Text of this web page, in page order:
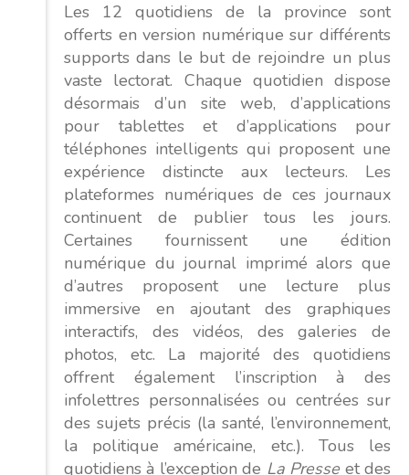
Les 12 quotidiens de la province sont
offerts en version numérique sur différents
supports dans le but de rejoindre un plus
vaste lectorat. Chaque quotidien dispose
désormais d’un site web, d’applications
pour tablettes et d’applications pour
téléphones intelligents qui proposent une
expérience distincte aux lecteurs. Les
plateformes numériques de ces journaux
continuent de publier tous les jours.
Certaines fournissent une édition
numérique du journal imprimé alors que
d’autres proposent une lecture plus
immersive en ajoutant des graphiques
interactifs, des vidéos, des galeries de
photos, etc. La majorité des quotidiens
offrent également l’inscription à des
infolettres personnalisées ou centrées sur
des sujets précis (la santé, l’environnement,
la politique américaine, etc.). Tous les
quotidiens à l’exception de La Presse et des